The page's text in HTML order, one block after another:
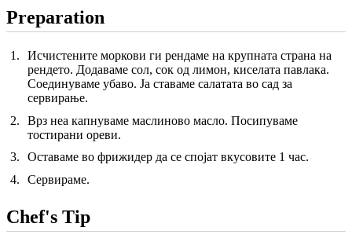
Preparation
Исчистените моркови ги рендаме на крупната страна на
рендето. Додаваме сол, сок од лимон, киселата павлака.
Соединуваме убаво. Ја ставаме салатата во сад за
сервирање.
Врз неа капнуваме маслиново масло. Посипуваме
тостирани ореви.
Оставаме во фрижидер да се спојат вкусовите 1 час.
Сервираме.
Chef's Tip